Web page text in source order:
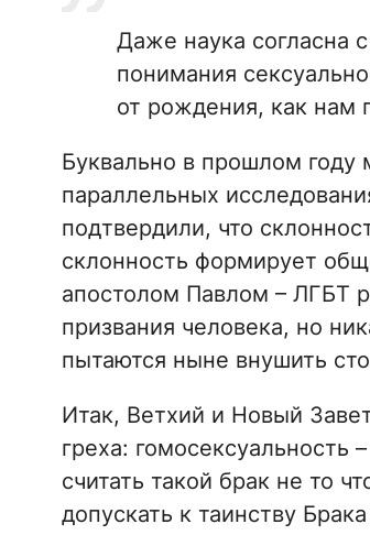
Даже наука согласна
понимания
от рождения, как нам
Буквально в прошлом году
параллельных
подтвердили, что
склонность формирует
апостолом Павлом – ЛГБТ
призвания человека, но
пытаются ныне внушить
Итак, Ветхий и Новый
греха:
считать такой брак не то
допускать к таинству